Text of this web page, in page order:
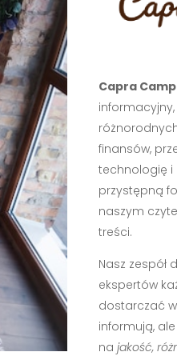
Capra
finansów,
technologię i
przystępną
naszym
treści.
Nasz zespół
ekspertów
dostarczać
informują,
na jakość,